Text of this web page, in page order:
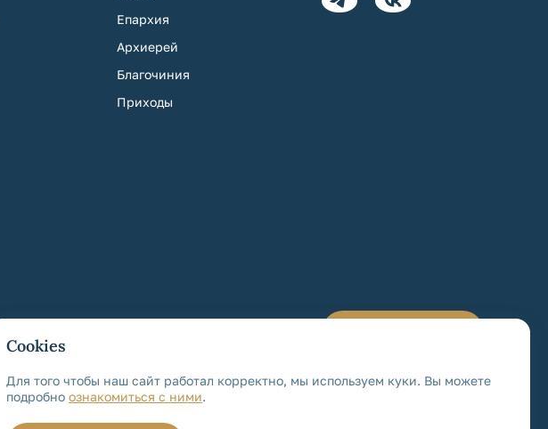
Епархия
Архиерей
Благочиния
Приходы
Cookies
Для того чтобы наш сайт работал корректно, мы используем куки. Вы можете
подробно ознакомиться с ними.